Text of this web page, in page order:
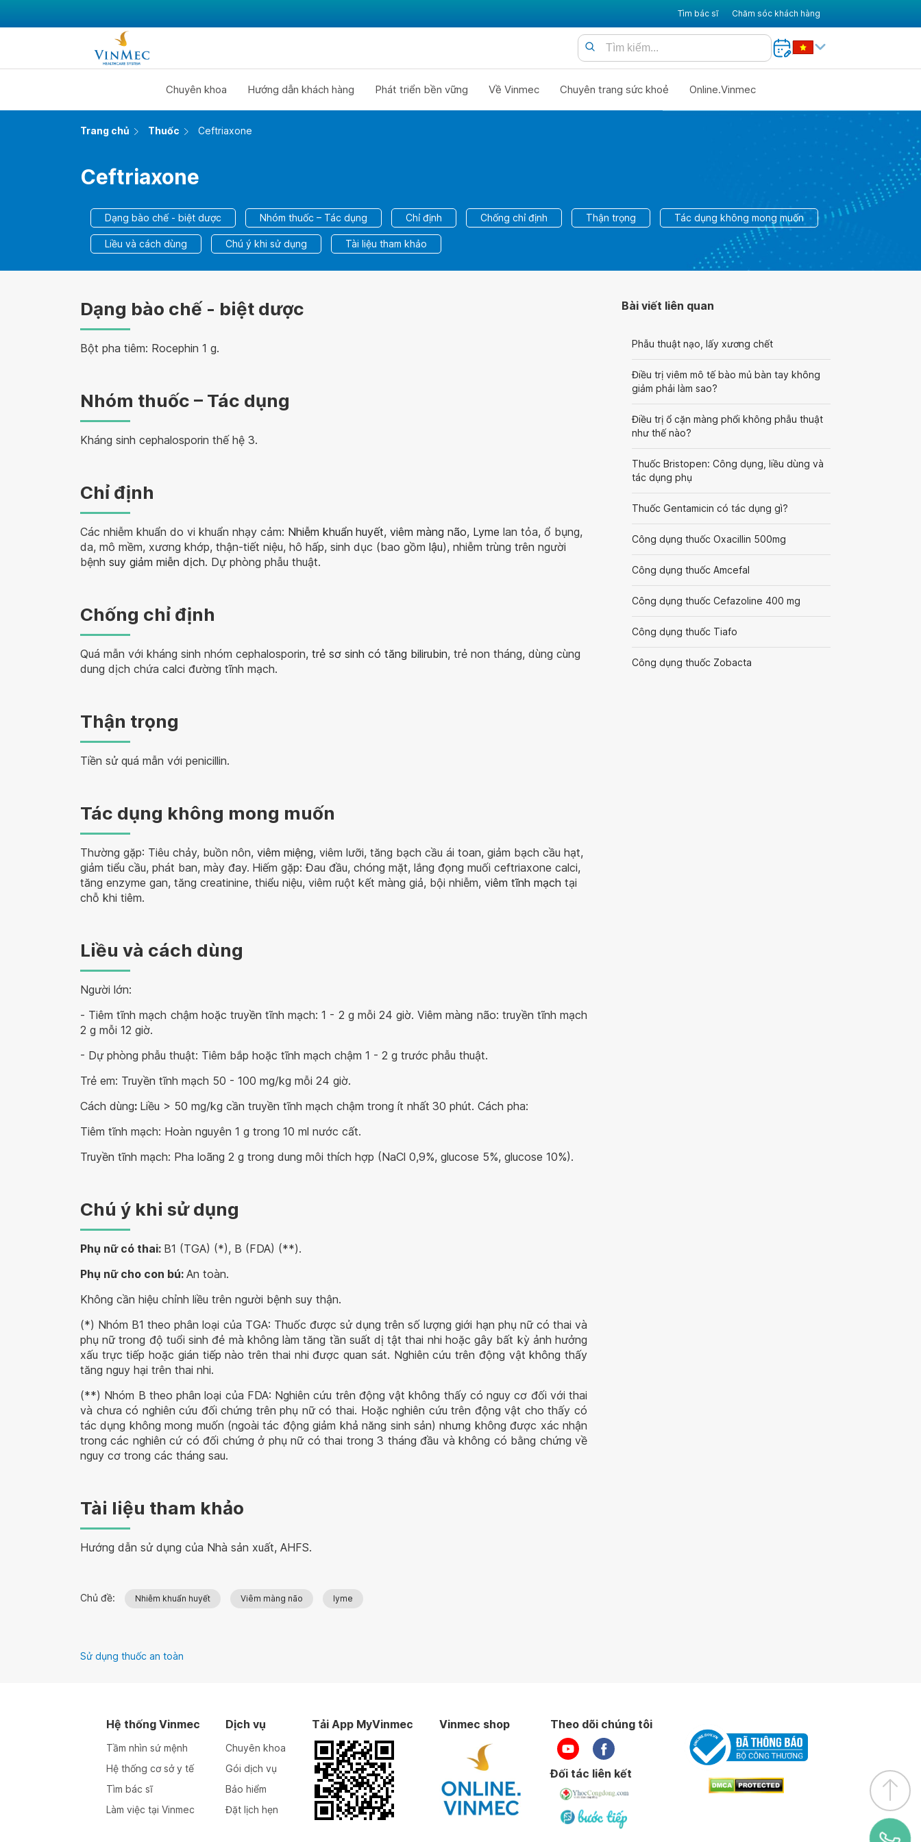
Tìm bác sĩ Chăm sóc khách hàng
Chuyên khoa Hướng dẫn khách hàng Phát triển bền vững Về Vinmec Chuyên trang sức khoẻ Online.Vinmec
Trang chủ Thuốc Ceftriaxone
Ceftriaxone
Dạng bào chế - biệt dược Nhóm thuốc – Tác dụng Chỉ định Chống chỉ định Thận trọng Tác dụng không mong muốn
Liều và cách dùng Chú ý khi sử dụng Tài liệu tham khảo
Dạng bào chế - biệt dược
Bột pha tiêm: Rocephin 1 g.
Nhóm thuốc – Tác dụng
Kháng sinh cephalosporin thế hệ 3.
Chỉ định
Các nhiễm khuẩn do vi khuẩn nhạy cảm: Nhiễm khuẩn huyết, viêm màng não, Lyme lan tỏa, ổ bụng,
da, mô mềm, xương khớp, thận-tiết niệu, hô hấp, sinh dục (bao gồm lậu), nhiễm trùng trên người
bệnh suy giảm miễn dịch. Dự phòng phẫu thuật.
Chống chỉ định
Quá mẫn với kháng sinh nhóm cephalosporin, trẻ sơ sinh có tăng bilirubin, trẻ non tháng, dùng cùng
dung dịch chứa calci đường tĩnh mạch.
Thận trọng
Tiền sử quá mẫn với penicillin.
Tác dụng không mong muốn
Thường gặp: Tiêu chảy, buồn nôn, viêm miệng, viêm lưỡi, tăng bạch cầu ái toan, giảm bạch cầu hạt,
giảm tiểu cầu, phát ban, mày đay. Hiếm gặp: Đau đầu, chóng mặt, lắng đọng muối ceftriaxone calci,
tăng enzyme gan, tăng creatinine, thiểu niệu, viêm ruột kết màng giả, bội nhiễm, viêm tĩnh mạch tại
chỗ khi tiêm.
Liều và cách dùng
Người lớn:
- Tiêm tĩnh mạch chậm hoặc truyền tĩnh mạch: 1 - 2 g mỗi 24 giờ. Viêm màng não: truyền tĩnh mạch
2 g mỗi 12 giờ.
- Dự phòng phẫu thuật: Tiêm bắp hoặc tĩnh mạch chậm 1 - 2 g trước phẫu thuật.
Trẻ em: Truyền tĩnh mạch 50 - 100 mg/kg mỗi 24 giờ.
Cách dùng: Liều > 50 mg/kg cần truyền tĩnh mạch chậm trong ít nhất 30 phút. Cách pha:
Tiêm tĩnh mạch: Hoàn nguyên 1 g trong 10 ml nước cất.
Truyền tĩnh mạch: Pha loãng 2 g trong dung môi thích hợp (NaCl 0,9%, glucose 5%, glucose 10%).
Chú ý khi sử dụng
Phụ nữ có thai: B1 (TGA) (*), B (FDA) (**).
Phụ nữ cho con bú: An toàn.
Không cần hiệu chỉnh liều trên người bệnh suy thận.
(*) Nhóm B1 theo phân loại của TGA: Thuốc được sử dụng trên số lượng giới hạn phụ nữ có thai và
phụ nữ trong độ tuổi sinh đẻ mà không làm tăng tần suất dị tật thai nhi hoặc gây bất kỳ ảnh hưởng
xấu trực tiếp hoặc gián tiếp nào trên thai nhi được quan sát. Nghiên cứu trên động vật không thấy
tăng nguy hại trên thai nhi.
(**) Nhóm B theo phân loại của FDA: Nghiên cứu trên động vật không thấy có nguy cơ đối với thai
và chưa có nghiên cứu đối chứng trên phụ nữ có thai. Hoặc nghiên cứu trên động vật cho thấy có
tác dụng không mong muốn (ngoài tác động giảm khả năng sinh sản) nhưng không được xác nhận
trong các nghiên cứ có đối chứng ở phụ nữ có thai trong 3 tháng đầu và không có bằng chứng về
nguy cơ trong các tháng sau.
Tài liệu tham khảo
Hướng dẫn sử dụng của Nhà sản xuất, AHFS.
Chủ đề: Nhiễm khuẩn huyết Viêm màng não lyme
Bài viết liên quan
Phẫu thuật nạo, lấy xương chết
Điều trị viêm mô tế bào mủ bàn tay không
giảm phải làm sao?
Điều trị ổ cặn màng phổi không phẫu thuật
như thế nào?
Thuốc Bristopen: Công dụng, liều dùng và
tác dụng phụ
Thuốc Gentamicin có tác dụng gì?
Công dụng thuốc Oxacillin 500mg
Công dụng thuốc Amcefal
Công dụng thuốc Cefazoline 400 mg
Công dụng thuốc Tiafo
Công dụng thuốc Zobacta
Sử dụng thuốc an toàn
Hệ thống Vinmec
Tầm nhìn sứ mệnh
Hệ thống cơ sở y tế
Tìm bác sĩ
Làm việc tại Vinmec
Dịch vụ
Chuyên khoa
Gói dịch vụ
Bảo hiểm
Đặt lịch hẹn
Tải App MyVinmec Vinmec shop Theo dõi chúng tôi
Đối tác liên kết